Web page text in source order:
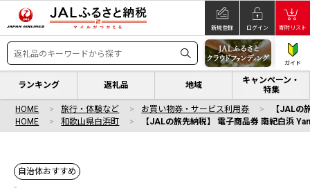
新規登録 ログイン 寄附リスト
ガイド
ランキング 返礼品 地域
キャンペーン・
特集
HOME 旅行・体験など お買い物券・サービス利用券
【JALの
HOME
和歌山県白浜町 【JALの旅先納税】 電子商品券 南紀白浜
自治体おすすめ